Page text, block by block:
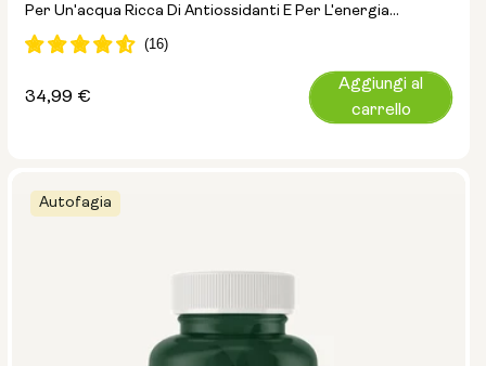
Per Un'acqua Ricca Di Antiossidanti E Per L'energia
Cellulare
Prezzo
34,99 €
Aggiungi al
carrello
Autofagia